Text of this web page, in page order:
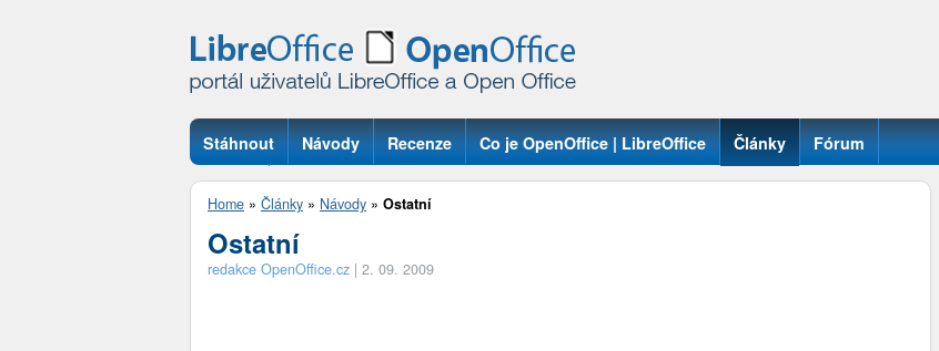
Stáhnout Návody Recenze Co je OpenOffice | LibreOffice Články Fórum
Otázky
Home » Články » Návody » Ostatní
Ostatní
redakce OpenOffice.cz | 2. 09. 2009